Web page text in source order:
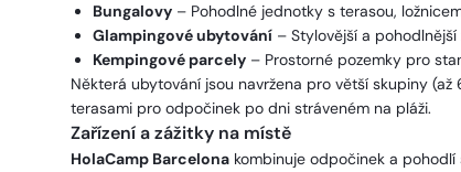
Bungalovy – Pohodlné jednotky s terasou,
Glampingové ubytování – Stylovější a
Kempingové parcely – Prostorné pozemky pro
Některá ubytování jsou navržena pro větší skupiny
terasami pro odpočinek po dni stráveném na pláži.
Zařízení a zážitky na místě
HolaCamp Barcelona kombinuje odpočinek a pohodlí